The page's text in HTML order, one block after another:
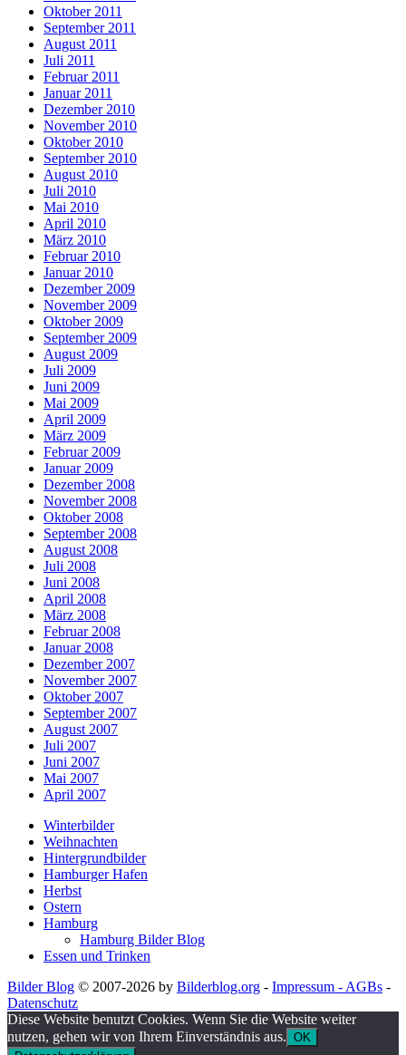
Oktober 2011
September 2011
August 2011
Juli 2011
Februar 2011
Januar 2011
Dezember 2010
November 2010
Oktober 2010
September 2010
August 2010
Juli 2010
Mai 2010
April 2010
März 2010
Februar 2010
Januar 2010
Dezember 2009
November 2009
Oktober 2009
September 2009
August 2009
Juli 2009
Juni 2009
Mai 2009
April 2009
März 2009
Februar 2009
Januar 2009
Dezember 2008
November 2008
Oktober 2008
September 2008
August 2008
Juli 2008
Juni 2008
April 2008
März 2008
Februar 2008
Januar 2008
Dezember 2007
November 2007
Oktober 2007
September 2007
August 2007
Juli 2007
Juni 2007
Mai 2007
April 2007
Winterbilder
Weihnachten
Hintergrundbilder
Hamburger Hafen
Herbst
Ostern
Hamburg
Hamburg Bilder Blog
Essen und Trinken
Bilder Blog © 2007-2026 by Bilderblog.org - Impressum - AGBs -
Datenschutz
Diese Website benutzt Cookies. Wenn Sie die Website weiter
nutzen, gehen wir von Ihrem Einverständnis aus. OK